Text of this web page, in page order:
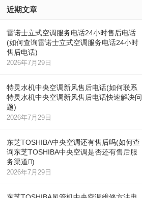
近期文章
雷诺士立式空调服务电话24小时售后电话
(如何查询雷诺士立式空调服务电话24小时
售后电话)
2026年7月29日
特灵水机中央空调新风售后电话(如何联系
特灵水机中央空调新风售后电话快速解决问
题)
2026年7月29日
东芝TOSHIBA中央空调还有售后吗(如何查
询东芝TOSHIBA中央空调是否还有售后服
务渠道)
2026年7月29日